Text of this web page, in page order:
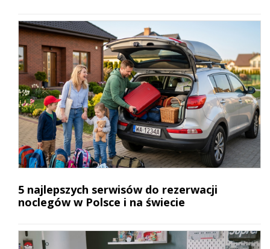
5 najlepszych serwisów do rezerwacji
noclegów w Polsce i na świecie